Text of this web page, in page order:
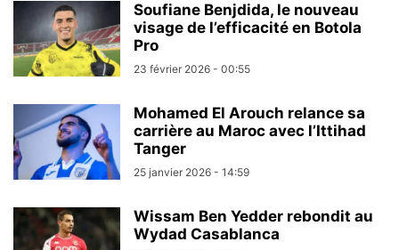
Soufiane Benjdida, le nouveau
visage de l’efficacité en Botola
Pro
23 février 2026 - 00:55
Mohamed El Arouch relance sa
carrière au Maroc avec l’Ittihad
Tanger
25 janvier 2026 - 14:59
Wissam Ben Yedder rebondit au
Wydad Casablanca